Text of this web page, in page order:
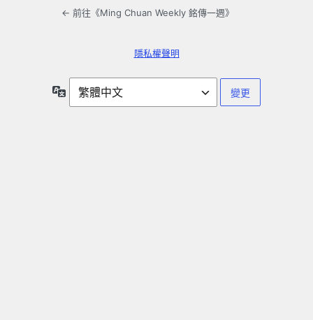
← 前往《Ming Chuan Weekly 銘傳一週》
隱私權聲明
言